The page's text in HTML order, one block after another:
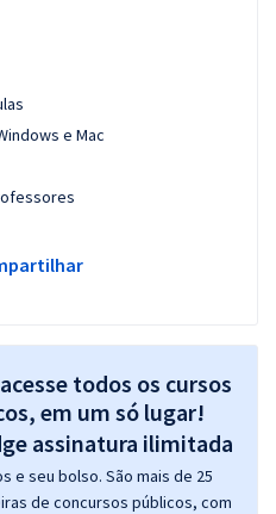
e Mac
todos os cursos
em um só lugar!
e seu bolso. São mais de 25
de concursos públicos, com